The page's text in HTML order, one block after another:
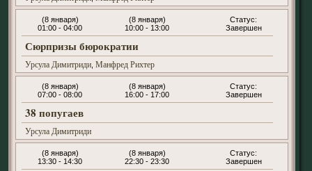
(8 января)
01:00 - 04:00
(8 января)
10:00 - 13:00
Сюрпризы бюрократии
Урсула Димитриди, Манфред Рихтер
Завершен
(8 января)
07:00 - 08:00
(8 января)
16:00 - 17:00
38 попугаев
Урсула Димитриди
Завершен
(8 января)
13:30 - 14:30
(8 января)
22:30 - 23:30
Завершен